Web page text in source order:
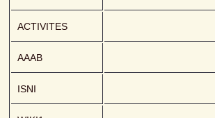
ACTIVITES
AAAB
ISNI